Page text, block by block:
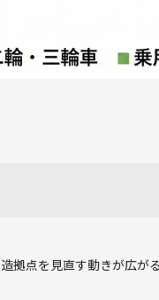
拠点を見直す動きが広が